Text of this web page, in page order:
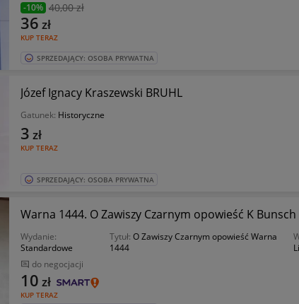
-10% 40,00 zł
KUP TERAZ
36 zł
SPRZEDAJĄCY: OSOBA PRYWATNA
Józef Ignacy Kraszewski BRUHL
Gatunek: Historyczne
KUP TERAZ
3 zł
SPRZEDAJĄCY: OSOBA PRYWATNA
Warna 1444. O Zawiszy Czarnym opowieść K Bunsch
Wydanie:
Standardowe
Tytuł:O Zawiszy Czarnym opowieść Warna
1444
do negocjacji
KUP TERAZ
10 zł